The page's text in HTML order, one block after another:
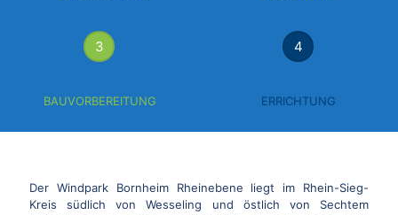
3
BAUVORBEREITUNG
4
ERRICHTUNG
Der Windpark Bornheim Rheinebene liegt im Rhein-Sieg-
Kreis südlich von Wesseling und östlich von Sechtem